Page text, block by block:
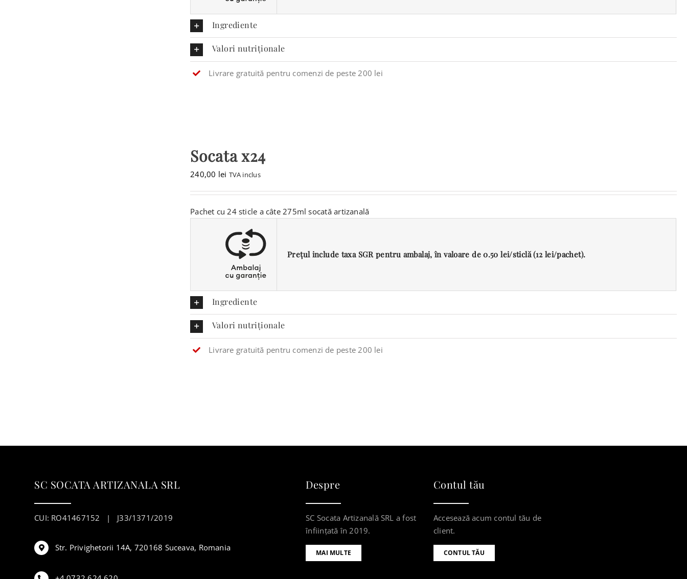
Ingrediente
Valori nutriționale
Livrare gratuită pentru comenzi de peste 200 lei
Socata x24
240,00 lei TVA inclus
Pachet cu 24 sticle a câte 275ml socată artizanală
Prețul include taxa SGR pentru ambalaj, în valoare de 0.50 lei/sticlă (12 lei/pachet).
Ingrediente
Valori nutriționale
Livrare gratuită pentru comenzi de peste 200 lei
SC SOCATA ARTIZANALA SRL
CUI: RO41467152 | J33/1371/2019
Str. Privighetorii 14A, 720168 Suceava, Romania
Despre
SC Socata Artizanală SRL a fost
înființată în 2019.
MAI MULTE
Contul tău
Accesează acum contul tău de
client.
CONTUL TĂU